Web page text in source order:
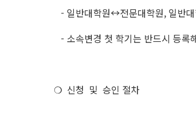
- 일반대학원↔전문대학원, 일반
- 소속변경 첫 학기는 반드시 등록
❍ 신청 및 승인 절차